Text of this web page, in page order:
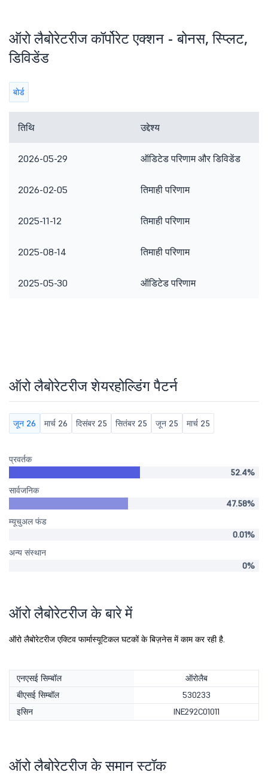
ऑरो लैबोरेटरीज कॉर्पोरेट एक्शन - बोनस, स्प्लिट,
डिविडेंड
बोर्ड
तिथि उद्देश्य
2026-05-29 ऑडिटेड परिणाम और डिविडेंड
2026-02-05 तिमाही परिणाम
2025-11-12 तिमाही परिणाम
2025-08-14 तिमाही परिणाम
2025-05-30 ऑडिटेड परिणाम
ऑरो लैबोरेटरीज शेयरहोल्डिंग पैटर्न
जून 26 मार्च 26 दिसंबर 25 सितंबर 25 जून 25 मार्च 25
प्रवर्तक
52.4%
सार्वजनिक
47.58%
म्यूचुअल फंड
0.01%
अन्य संस्थान
0%
ऑरो लैबोरेटरीज के बारे में
ऑरो लैबोरेटरीज एक्टिव फार्मास्यूटिकल घटकों के बिज़नेस में काम कर रही है.
एनएसई सिम्बॉल
ऑरोलैब
बीएसई सिम्बॉल
530233
इसिन
INE292C01011
ऑरो लैबोरेटरीज के समान स्टॉक